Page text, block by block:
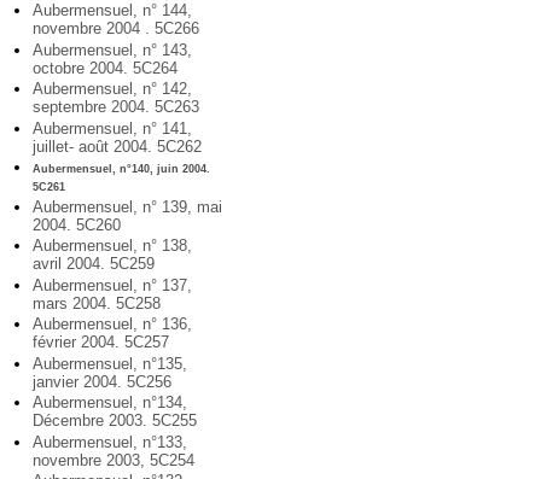
Aubermensuel, n° 144,
novembre 2004 . 5C266
Aubermensuel, n° 143,
octobre 2004. 5C264
Aubermensuel, n° 142,
septembre 2004. 5C263
Aubermensuel, n° 141,
juillet- août 2004. 5C262
Aubermensuel, n°140, juin 2004.
5C261
Aubermensuel, n° 139, mai
2004. 5C260
Aubermensuel, n° 138,
avril 2004. 5C259
Aubermensuel, n° 137,
mars 2004. 5C258
Aubermensuel, n° 136,
février 2004. 5C257
Aubermensuel, n°135,
janvier 2004. 5C256
Aubermensuel, n°134,
Décembre 2003. 5C255
Aubermensuel, n°133,
novembre 2003, 5C254